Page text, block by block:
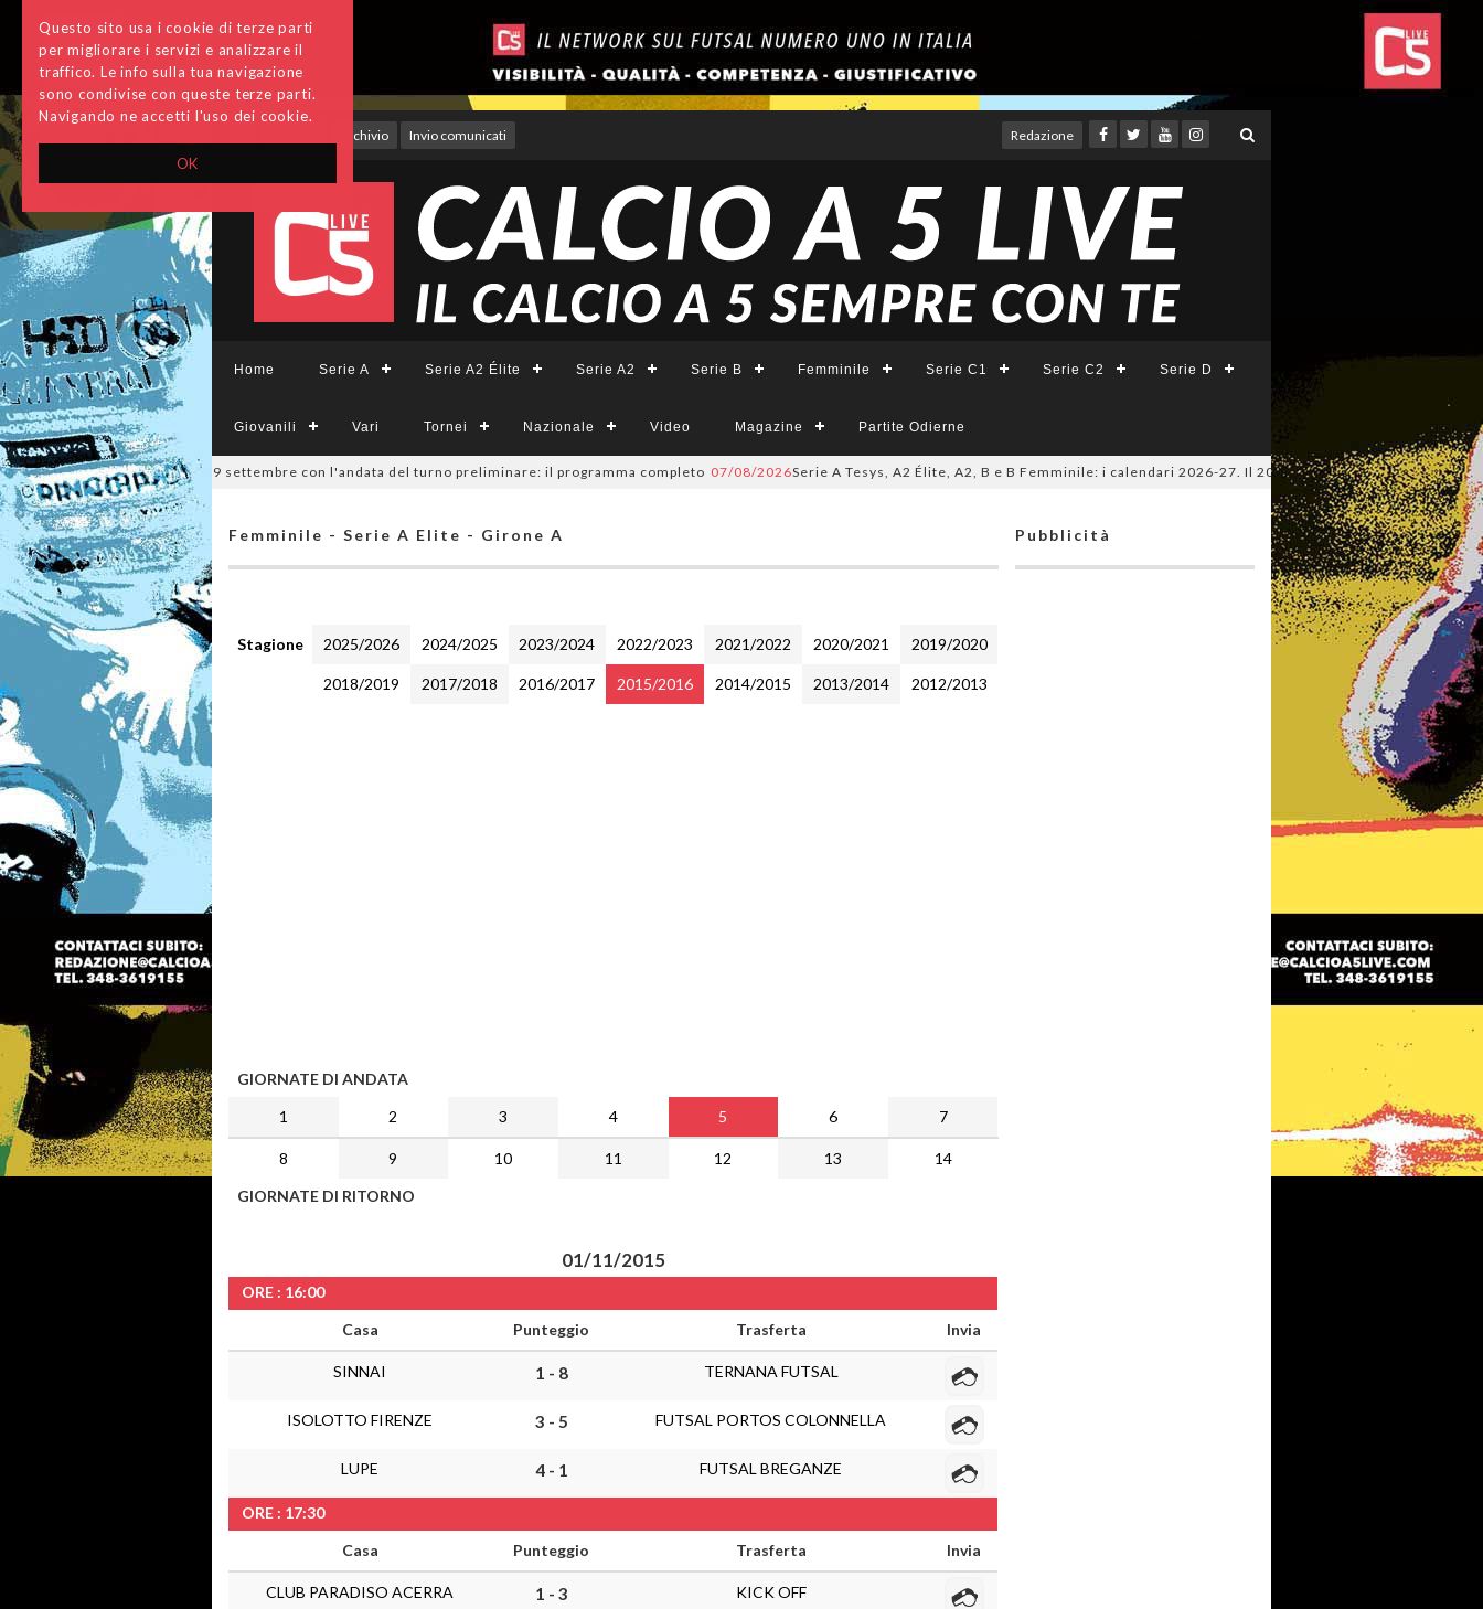
OK
Questo sito usa i cookie di terze parti
per migliorare i servizi e analizzare il
traffico. Le info sulla tua navigazione
sono condivise con queste terze parti.
Navigando ne accetti l'uso dei cookie.
Archivio Invio comunicati Redazione
Home Serie A Serie A2 Élite Serie A2 Serie B Femminile Serie C1 Serie C2 Serie D
Giovanili Vari Tornei Nazionale Video Magazine Partite Odierne
Divisione, si parte il 19 settembre con l'andata del turno preliminare: il programma completo 07/08/2026Serie A Tesys, A2 Élite, A2, B e B Femminile: i calendari 2026-27. Il 20 agosto la presentazione della Serie
Femminile - Serie A Elite - Girone A
Stagione 2025/2026 2024/2025 2023/2024 2022/2023 2021/2022 2020/2021 2019/2020
2018/2019 2017/2018 2016/2017 2015/2016 2014/2015 2013/2014 2012/2013
GIORNATE DI ANDATA
1
2 3 4 5 6 7
8 9 10 11 12 13
14
GIORNATE DI RITORNO
01/11/2015
ORE : 16:00
Casa
Punteggio Trasferta Invia
SINNAI 1 - 8 TERNANA FUTSAL
ISOLOTTO FIRENZE 3 - 5 FUTSAL PORTOS COLONNELLA
LUPE 4 - 1 FUTSAL BREGANZE
ORE : 17:30
Casa
Punteggio Trasferta Invia
CLUB PARADISO ACERRA 1 - 3 KICK OFF
Pubblicità